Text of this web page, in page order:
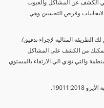
في الكشف عن المشاكل والعيوب
وفرص التحسين وهي
المثالية لإجراء تدقيق/
تمكنك من الكشف على المشاكل
والتي تؤدي الي الارتقاء بالمستوي